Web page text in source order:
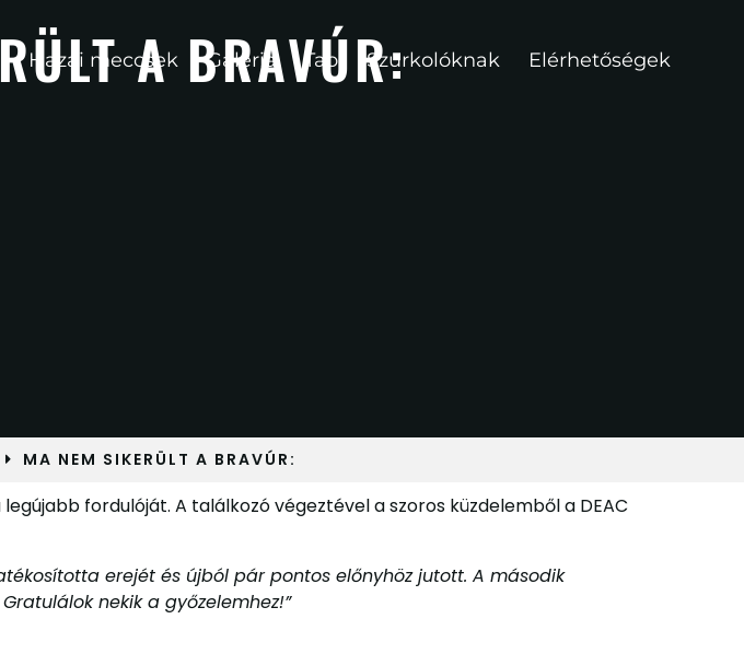
Hazai meccsek Galéria Tao Szurkolóknak Elérhetőségek
A BRAVÚR:
MA NEM SIKERÜLT A BRAVÚR:
fordulóját. A találkozó végeztével a szoros küzdelemből a DEAC
erejét és újból pár pontos előnyhöz jutott. A második
nekik a győzelemhez!”